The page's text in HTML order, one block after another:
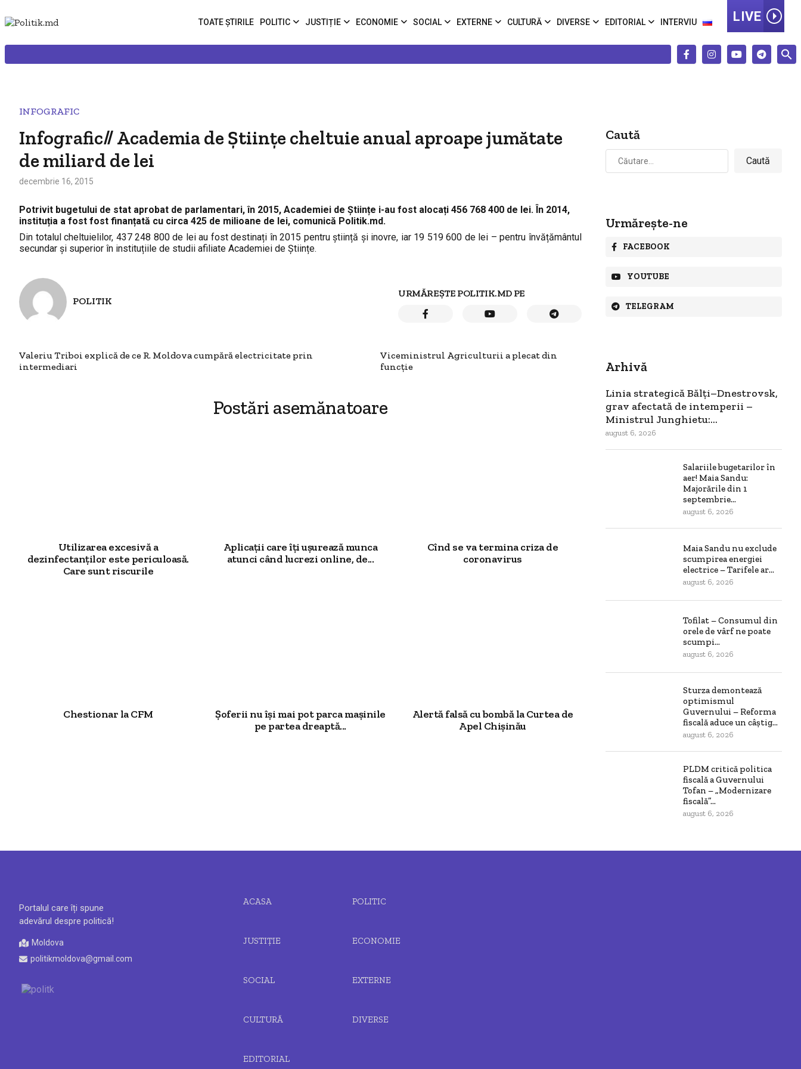
TOATE ȘTIRILE POLITIC JUSTIȚIE ECONOMIE SOCIAL EXTERNE CULTURĂ DIVERSE EDITORIAL INTERVIU LIVE
INFOGRAFIC
Infografic// Academia de Ştiinţe cheltuie anual aproape jumătate
de miliard de lei
decembrie 16, 2015
Potrivit bugetului de stat aprobat de parlamentari, în 2015, Academiei de Științe i-au fost alocați 456 768 400 de lei. În 2014,
instituția a fost fost finanțată cu circa 425 de milioane de lei, comunică Politik.md.
Din totalul cheltuielilor, 437 248 800 de lei au fost destinați în 2015 pentru știință și inovre, iar 19 519 600 de lei – pentru învățământul
secundar și superior în instituțiile de studii afiliate Academiei de Științe.
POLITIK
URMĂREȘTE POLITIK.MD PE
Valeriu Triboi explică de ce R. Moldova cumpără electricitate prin
intermediari
Viceministrul Agriculturii a plecat din
funcție
Postări asemănatoare
Utilizarea excesivă a
dezinfectanților este periculoasă.
Care sunt riscurile
Aplicații care îți ușurează munca
atunci când lucrezi online, de...
Cînd se va termina criza de
coronavirus
Chestionar la CFM
Șoferii nu își mai pot parca mașinile
pe partea dreaptă...
Alertă falsă cu bombă la Curtea de
Apel Chişinău
Caută
Caută
după:
Urmărește-ne
FACEBOOK
YOUTUBE
TELEGRAM
Arhivă
Linia strategică Bălți–Dnestrovsk,
grav afectată de intemperii –
Ministrul Junghietu:...
august 6, 2026
Salariile bugetarilor în
aer! Maia Sandu:
Majorările din 1
septembrie...
august 6, 2026
Maia Sandu nu exclude
scumpirea energiei
electrice – Tarifele ar...
august 6, 2026
Tofilat – Consumul din
orele de vârf ne poate
scumpi...
august 6, 2026
Sturza demontează
optimismul
Guvernului – Reforma
fiscală aduce un câștig...
august 6, 2026
PLDM critică politica
fiscală a Guvernului
Tofan – „Modernizare
fiscală”...
august 6, 2026
Portalul care îți spune
adevărul despre politică!
Moldova
politikmoldova@gmail.com
ACASA POLITIC
JUSTIȚIE ECONOMIE
SOCIAL EXTERNE
CULTURĂ DIVERSE
EDITORIAL